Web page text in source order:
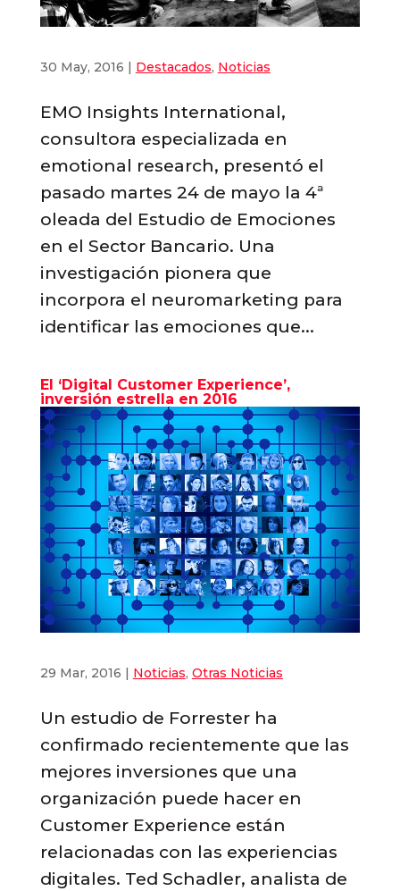
30 May, 2016 | Destacados, Noticias
EMO Insights International,
consultora especializada en
emotional research, presentó el
pasado martes 24 de mayo la 4ª
oleada del Estudio de Emociones
en el Sector Bancario. Una
investigación pionera que
incorpora el neuromarketing para
identificar las emociones que...
El ‘Digital Customer Experience’,
inversión estrella en 2016
29 Mar, 2016 Noticias, Otras Noticias
Un estudio de Forrester ha
confirmado recientemente que las
mejores inversiones que una
organización puede hacer en
Customer Experience están
relacionadas con las experiencias
digitales. Ted Schadler, analista de